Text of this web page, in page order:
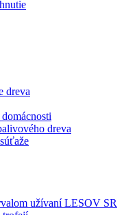
dreva
dreva
užívaní LESOV SR